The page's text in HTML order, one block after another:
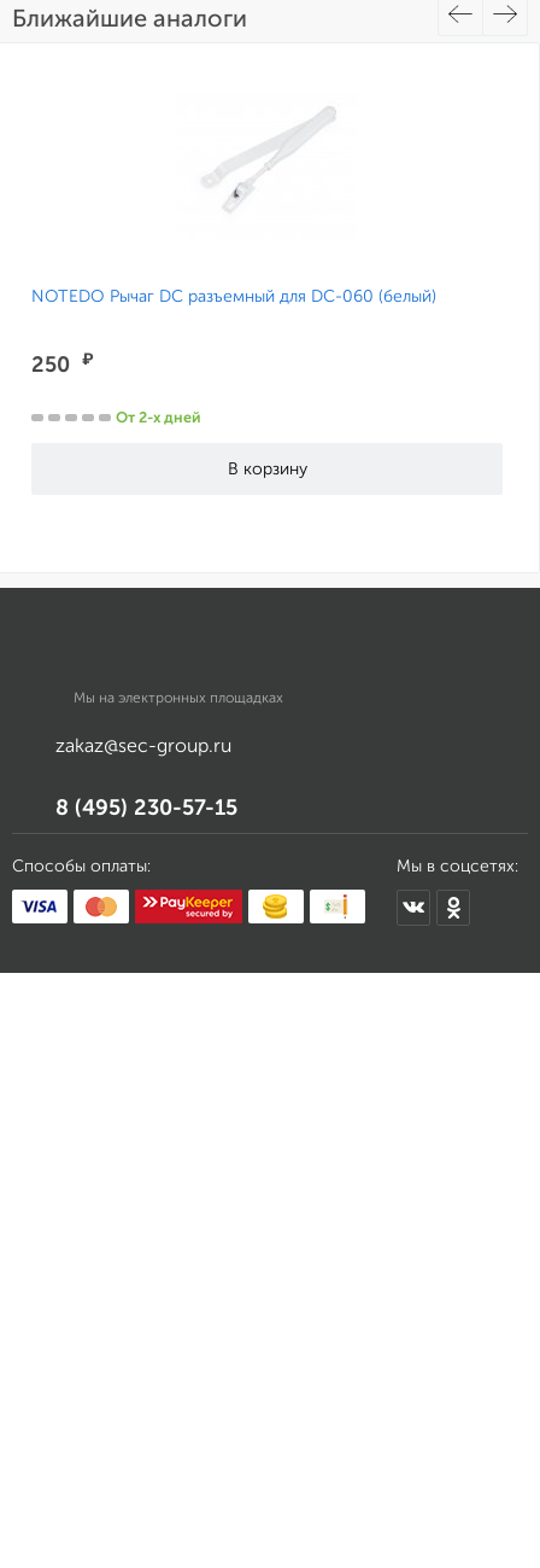
Ближайшие аналоги
NOTEDO Рычаг DC разъемный для DC-060 (белый)
250 ₽
От 2-х дней
Мы на электронных площадках
zakaz@sec-group.ru
8 (495) 230-57-15
Способы оплаты: Мы в соцсетях: